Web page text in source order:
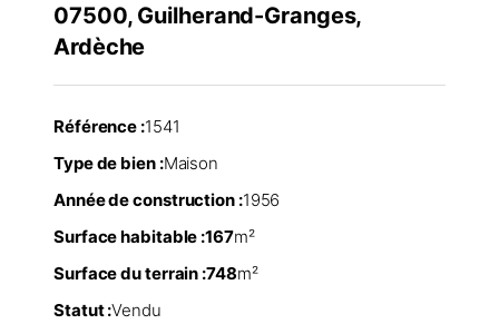
07500, Guilherand-Granges,
Ardèche
Référence :1541
Type de bien :Maison
Année de construction :1956
Surface habitable :167m²
Surface du terrain :748m²
Statut :Vendu